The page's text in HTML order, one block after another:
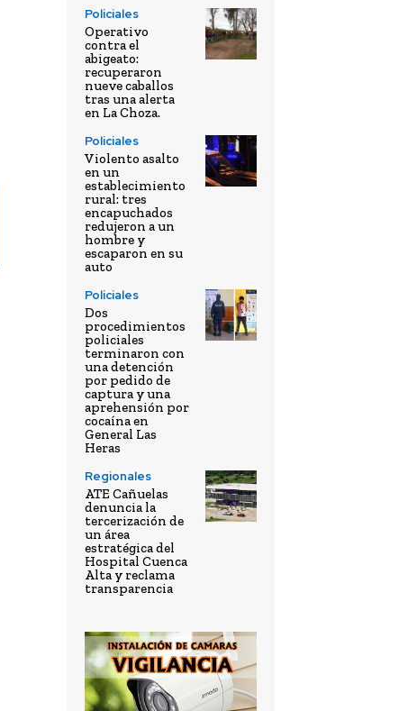
Policiales
Operativo
contra el
abigeato:
recuperaron
nueve caballos
tras una alerta
en La Choza.
Policiales
Violento asalto
en un
establecimiento
rural: tres
encapuchados
redujeron a un
hombre y
escaparon en su
auto
Policiales
Dos
procedimientos
policiales
terminaron con
una detención
por pedido de
captura y una
aprehensión por
cocaína en
General Las
Heras
Regionales
ATE Cañuelas
denuncia la
tercerización de
un área
estratégica del
Hospital Cuenca
Alta y reclama
transparencia